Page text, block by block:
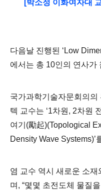
[박소정 이화여자대
다음날 진행된 ‘Low
에서는 총 10인의 연사가
국가과학기술자문회의의
텍 교수는 ‘1차원 , 2차원
여기 (勵起)(Topological
Density Wave Systems)’
염 교수 역시 새로운 소
며 , “몇몇 초전도체 물질